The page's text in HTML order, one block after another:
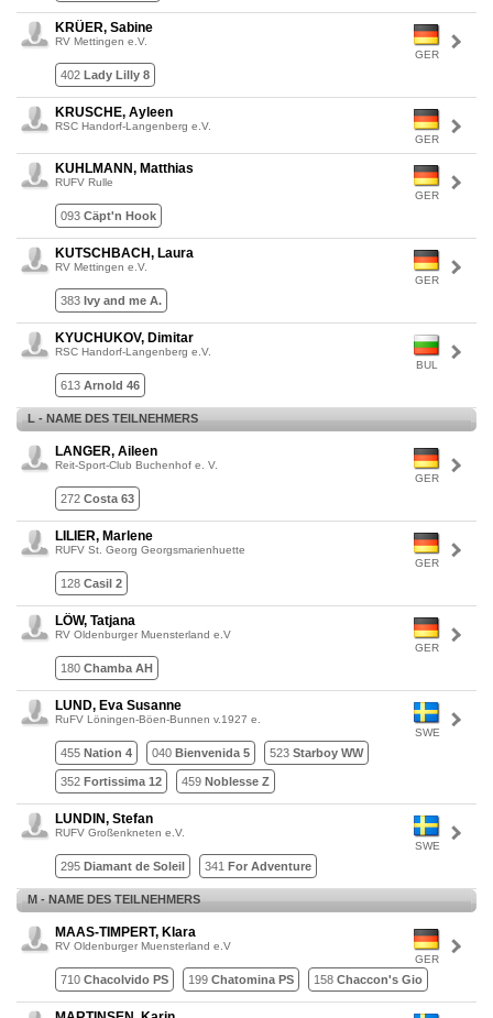
GER
KRÜER, Sabine
RV Mettingen e.V.
402 Lady Lilly 8
GER
KRUSCHE, Ayleen
RSC Handorf-Langenberg e.V.
GER
KUHLMANN, Matthias
RUFV Rulle
093 Cäpt'n Hook
GER
KUTSCHBACH, Laura
RV Mettingen e.V.
383 Ivy and me A.
BUL
KYUCHUKOV, Dimitar
RSC Handorf-Langenberg e.V.
613 Arnold 46
L - NAME DES TEILNEHMERS
GER
LANGER, Aileen
Reit-Sport-Club Buchenhof e. V.
272 Costa 63
GER
LILIER, Marlene
RUFV St. Georg Georgsmarienhuette
128 Casil 2
GER
LÖW, Tatjana
RV Oldenburger Muensterland e.V
180 Chamba AH
SWE
LUND, Eva Susanne
RuFV Löningen-Böen-Bunnen v.1927 e.
455 Nation 4 040 Bienvenida 5 523 Starboy WW
352 Fortissima 12 459 Noblesse Z
SWE
LUNDIN, Stefan
RUFV Großenkneten e.V.
295 Diamant de Soleil 341 For Adventure
M - NAME DES TEILNEHMERS
GER
MAAS-TIMPERT, Klara
RV Oldenburger Muensterland e.V
710 Chacolvido PS 199 Chatomina PS 158 Chaccon's Gio